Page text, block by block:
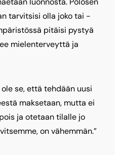
tarvitsisi olla joko tai -
pitäisi pystyä
mielenterveyttä ja
se, että tehdään uusi
maksetaan, mutta ei
ja otetaan tilalle jo
on vähemmän.”